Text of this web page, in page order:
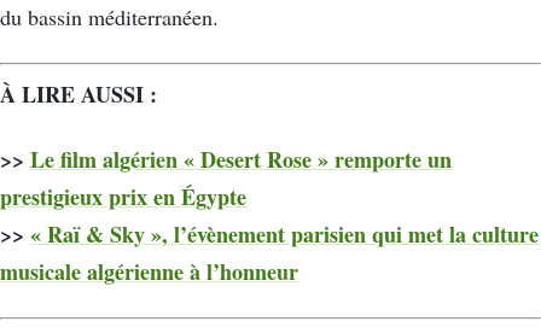
du bassin méditerranéen.
À LIRE AUSSI :
>> Le film algérien « Desert Rose » remporte un
prestigieux prix en Égypte
>> « Raï & Sky », l’évènement parisien qui met la culture
musicale algérienne à l’honneur